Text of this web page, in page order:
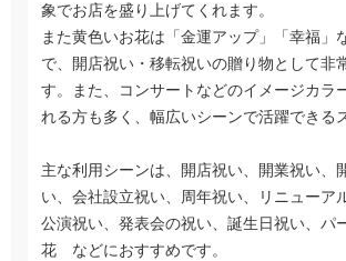
象でお店を盛り上げてくれます。
また黄色いお花は「金運アップ」「幸福」
で、開店祝い・移転祝いの贈り物として非
す。また、コンサートなどのイメージカラ
れる方も多く、幅広いシーンで活躍できる
主な利用シーンは、開店祝い、開業祝い、
い、会社設立祝い、周年祝い、リニューア
公演祝い、発表会の祝い、誕生日祝い、パ
花 などにおすすめです。